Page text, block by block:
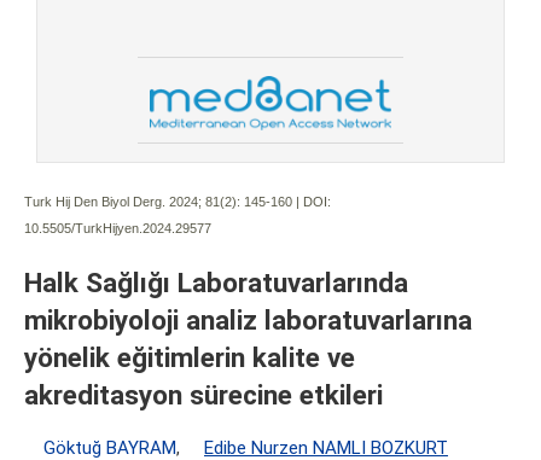
Turk Hij Den Biyol Derg. 2024; 81(2): 145-160 | DOI:
10.5505/TurkHijyen.2024.29577
Halk Sağlığı Laboratuvarlarında
mikrobiyoloji analiz laboratuvarlarına
yönelik eğitimlerin kalite ve
akreditasyon sürecine etkileri
Göktuğ BAYRAM,
Edibe Nurzen NAMLI BOZKURT